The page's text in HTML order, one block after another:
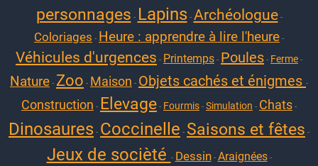
personnages - Lapins- Archéologue-
Coloriages - Heure : apprendre à lire l'heure -
Véhicules d'urgences - Printemps - Poules - Ferme -
Nature - Zoo - Maison - Objets cachés et énigmes -
Construction - Elevage - Fourmis - Simulation - Chats -
Dinosaures - Coccinelle - Saisons et fêtes -
Jeux de socièté - Dessin- Araignées-